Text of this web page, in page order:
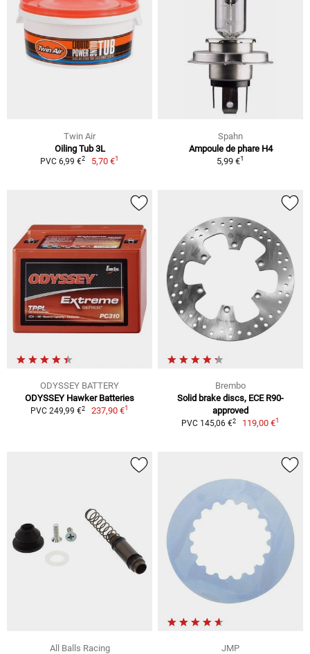
Twin Air
Oiling Tub 3L
PVC 6,99 €2 5,70 €1
Spahn
Ampoule de phare H4
5,99 €1
ODYSSEY BATTERY
ODYSSEY Hawker Batteries
PVC 249,99 €2 237,90 €1
Brembo
Solid brake discs, ECE R90-
approved
PVC 145,06 €2 119,00 €1
All Balls Racing
JMP